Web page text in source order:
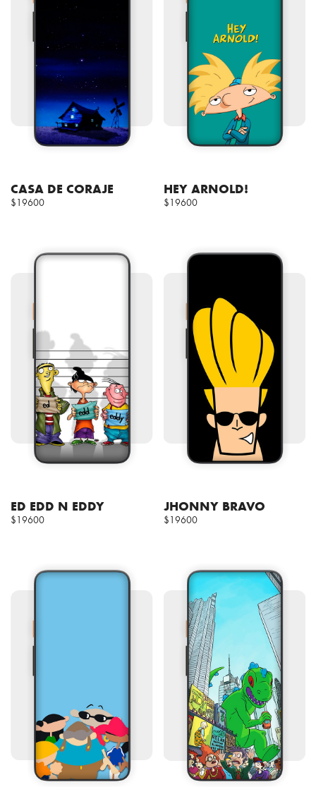
CASA DE CORAJE
$19600
HEY ARNOLD!
$19600
ED EDD N EDDY
$19600
JHONNY BRAVO
$19600